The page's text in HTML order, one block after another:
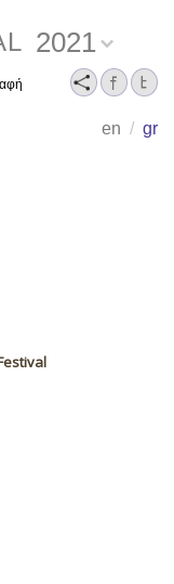
2021
en / gr